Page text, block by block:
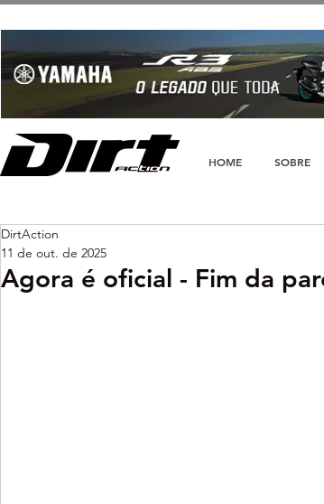
HOME SOBRE
Agora é oficial - Fim da
DirtAction
11 de out. de 2025